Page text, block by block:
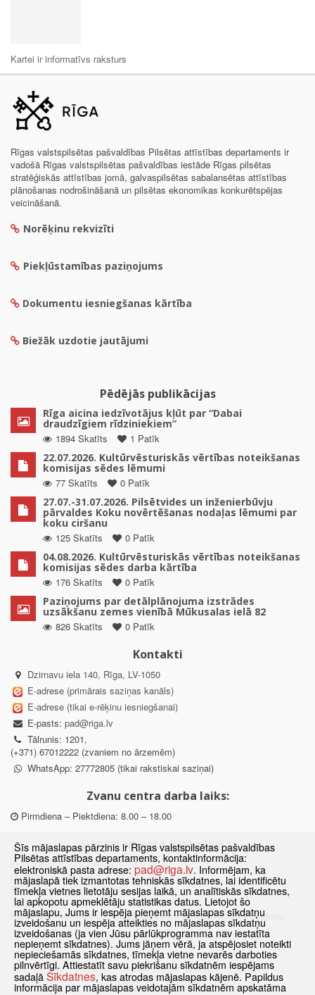
Kartei ir informatīvs raksturs
Rīgas valstspilsētas pašvaldības Pilsētas attīstības departaments ir
vadošā Rīgas valstspilsētas pašvaldības iestāde Rīgas pilsētas
stratēģiskās attīstības jomā, galvaspilsētas sabalansētas attīstības
plānošanas nodrošināšanā un pilsētas ekonomikas konkurētspējas
veicināšanā.
Norēķinu rekvizīti
Piekļūstamības paziņojums
Dokumentu iesniegšanas kārtība
Biežāk uzdotie jautājumi
Pēdējās publikācijas
Rīga aicina iedzīvotājus kļūt par “Dabai
draudzīgiem rīdziniekiem”
1894 Skatīts
1 Patīk
22.07.2026. Kultūrvēsturiskās vērtības noteikšanas
komisijas sēdes lēmumi
77 Skatīts
0 Patīk
27.07.-31.07.2026. Pilsētvides un inženierbūvju
pārvaldes Koku novērtēšanas nodaļas lēmumi par
koku ciršanu
125 Skatīts
0 Patīk
04.08.2026. Kultūrvēsturiskās vērtības noteikšanas
komisijas sēdes darba kārtība
176 Skatīts
0 Patīk
Paziņojums par detālplānojuma izstrādes
uzsākšanu zemes vienībā Mūkusalas ielā 82
826 Skatīts
0 Patīk
Kontakti
Dzirnavu iela 140, Rīga, LV-1050
E-adrese (primārais saziņas kanāls)
E-adrese (tikai e-rēķinu iesniegšanai)
E-pasts: pad@riga.lv
Tālrunis: 1201,
(+371) 67012222 (zvaniem no ārzemēm)
WhatsApp: 27772805 (tikai rakstiskai saziņai)
Zvanu centra darba laiks:
Pirmdiena – Piektdiena: 8.00 – 18.00
Departamenta darba laiks:
Pirmdiena, Ceturtdiena: 8.30 – 18.00
Otrdiena, Trešdiena: 8.30 – 17.00
Piektdiena: 8.30 – 15.00
Klātienes konsultācijas pieejamas tikai ar iepriekšēju pierakstu.
Sākums Jaunumi Biežāk uzdotie jautājumi
Lapas karte
Sīkdatnes
Kontakti
Šīs mājaslapas pārzinis ir Rīgas valstspilsētas pašvaldības
Pilsētas attīstības departaments, kontaktinformācija:
elektroniskā pasta adrese: pad@riga.lv. Informējam, ka
mājaslapā tiek izmantotas tehniskās sīkdatnes, lai identificētu
tīmekļa vietnes lietotāju sesijas laikā, un analītiskās sīkdatnes,
lai apkopotu apmeklētāju statistikas datus. Lietojot šo
mājaslapu, Jums ir iespēja pieņemt mājaslapas sīkdatņu
izveidošanu un iespēja atteikties no mājaslapas sīkdatņu
izveidošanas (ja vien Jūsu pārlūkprogramma nav iestatīta
nepieņemt sīkdatnes). Jums jāņem vērā, ja atspējosiet noteikti
nepieciešamās sīkdatnes, tīmekļa vietne nevarēs darboties
pilnvērtīgi. Attiestatīt savu piekrišanu sīkdatnēm iespējams
sadaļā Sīkdatnes, kas atrodas mājaslapas kājenē. Papildus
informācija par mājaslapas veidotajām sīkdatnēm apskatāma